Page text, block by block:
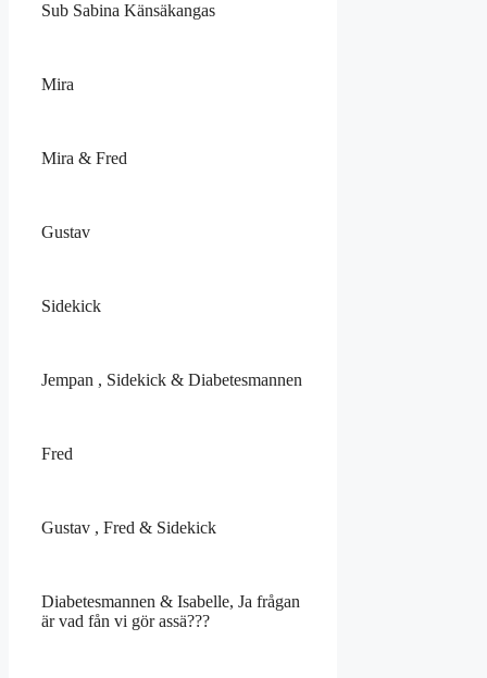
Sub Sabina Känsäkangas
Mira
Mira & Fred
Gustav
Sidekick
Jempan , Sidekick & Diabetesmannen
Fred
Gustav , Fred & Sidekick
Diabetesmannen & Isabelle, Ja frågan
är vad fån vi gör assä???